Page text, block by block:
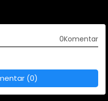
0Komentar
(0)